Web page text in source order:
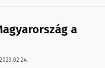
a
2023.02.24.